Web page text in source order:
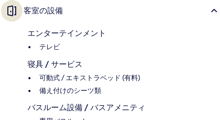
客室の設備
エンターテインメント
テレビ
寝具 / サービス
可動式 / エキストラベッド (有料)
備え付けのシーツ類
バスルーム設備 / バスアメニティ